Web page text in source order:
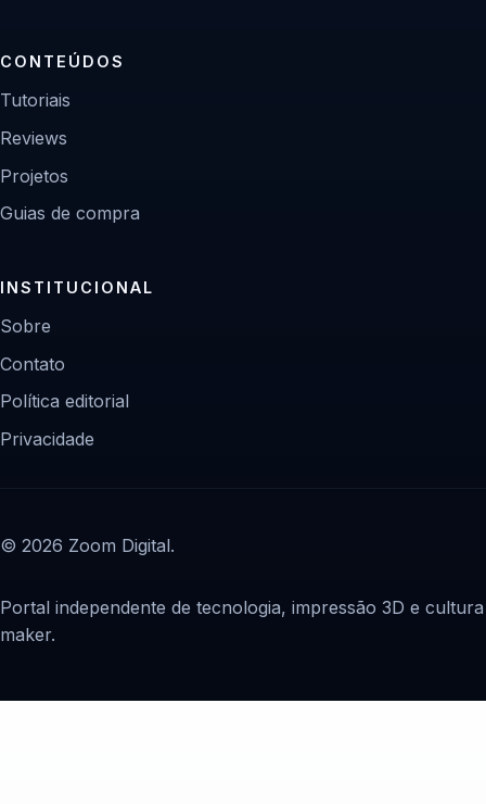
CONTEÚDOS
Tutoriais
Reviews
Projetos
Guias de compra
INSTITUCIONAL
Sobre
Contato
Política editorial
Privacidade
© 2026 Zoom Digital.
Portal independente de tecnologia, impressão 3D e cultura
maker.